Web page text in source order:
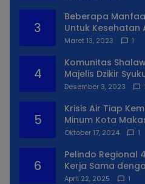
3
Beberapa
Untuk Kesehatan
Maret 13, 2023 1
4
Komunitas
Majelis Dzikir
Desember 3, 2023 1
5
Krisis Air Tiap
Minum Kota
Untuk Daerah
Oktober 17, 2024 1
6
Pelindo Regional
Kerja Sama
Praktek Lapangan
April 22, 2025 1